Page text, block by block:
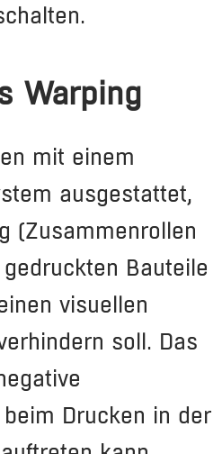
Warping
mit einem
ausgestattet,
(Zusammenrollen
Bauteile
visuellen
soll. Das
Drucken in der